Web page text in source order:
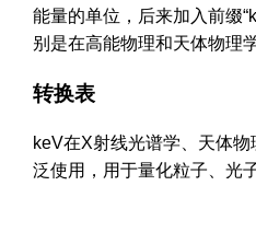
能量的单位，后来加入前缀
别是在高能物理和天体物理
转换表
keV在X射线光谱学、天体
泛使用，用于量化粒子、光